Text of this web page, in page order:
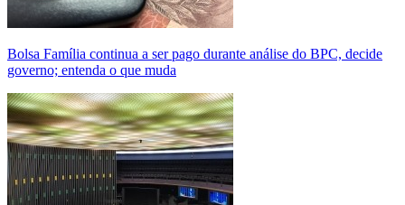
Bolsa Família continua a ser pago durante análise do BPC, decide
governo; entenda o que muda